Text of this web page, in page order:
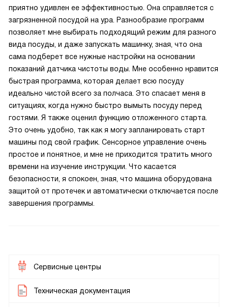
приятно удивлен ее эффективностью. Она справляется с
загрязненной посудой на ура. Разнообразие программ
позволяет мне выбирать подходящий режим для разного
вида посуды, и даже запускать машинку, зная, что она
сама подберет все нужные настройки на основании
показаний датчика чистоты воды. Мне особенно нравится
быстрая программа, которая делает всю посуду
идеально чистой всего за полчаса. Это спасает меня в
ситуациях, когда нужно быстро вымыть посуду перед
гостями. Я также оценил функцию отложенного старта.
Это очень удобно, так как я могу запланировать старт
машины под свой график. Сенсорное управление очень
простое и понятное, и мне не приходится тратить много
времени на изучение инструкции. Что касается
безопасности, я спокоен, зная, что машина оборудована
защитой от протечек и автоматически отключается после
завершения программы.
Сервисные центры
Техническая документация